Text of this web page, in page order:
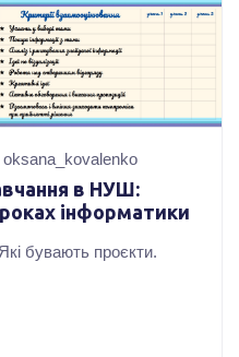
oksana_kovalenko
в НУШ:
інформатики
бувають проєкти.